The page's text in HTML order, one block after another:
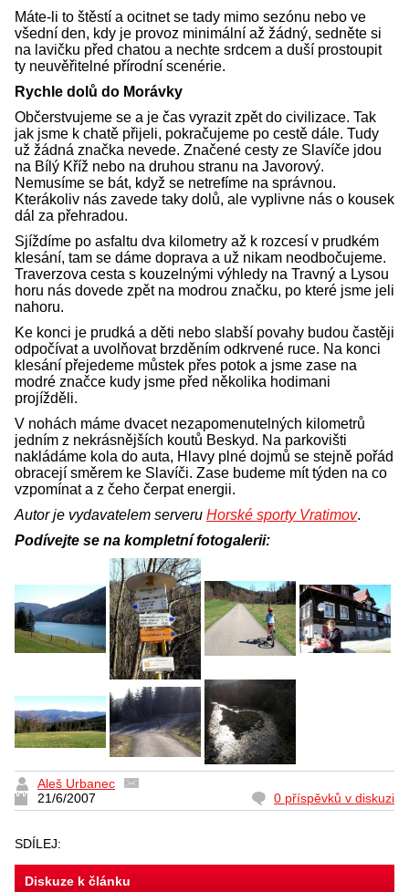
Máte-li to štěstí a ocitnet se tady mimo sezónu nebo ve
všední den, kdy je provoz minimální až žádný, sedněte si
na lavičku před chatou a nechte srdcem a duší prostoupit
ty neuvěřitelné přírodní scenérie.
Rychle dolů do Morávky
Občerstvujeme se a je čas vyrazit zpět do civilizace. Tak
jak jsme k chatě přijeli, pokračujeme po cestě dále. Tudy
už žádná značka nevede. Značené cesty ze Slavíče jdou
na Bílý Kříž nebo na druhou stranu na Javorový.
Nemusíme se bát, když se netrefíme na správnou.
Kterákoliv nás zavede taky dolů, ale vyplivne nás o kousek
dál za přehradou.
Sjíždíme po asfaltu dva kilometry až k rozcesí v prudkém
klesání, tam se dáme doprava a už nikam neodbočujeme.
Traverzova cesta s kouzelnými výhledy na Travný a Lysou
horu nás dovede zpět na modrou značku, po které jsme jeli
nahoru.
Ke konci je prudká a děti nebo slabší povahy budou častěji
odpočívat a uvolňovat brzděním odkrvené ruce. Na konci
klesání přejedeme můstek přes potok a jsme zase na
modré značce kudy jsme před několika hodimani
projížděli.
V nohách máme dvacet nezapomenutelných kilometrů
jedním z nekrásnějších koutů Beskyd. Na parkovišti
nakládáme kola do auta, Hlavy plné dojmů se stejně pořád
obracejí směrem ke Slavíči. Zase budeme mít týden na co
vzpomínat a z čeho čerpat energii.
Autor je vydavatelem serveru Horské sporty Vratimov.
Podívejte se na kompletní fotogalerii:
Aleš Urbanec
21/6/2007
0 příspěvků v diskuzi
SDÍLEJ:
Diskuze k článku